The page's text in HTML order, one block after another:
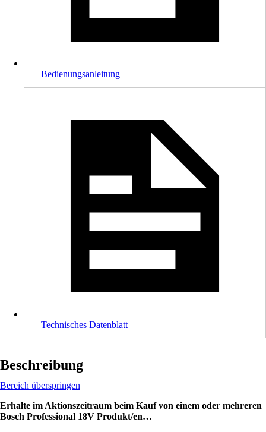
Bedienungsanleitung
Technisches Datenblatt
Beschreibung
Bereich überspringen
Erhalte im Aktionszeitraum beim Kauf von einem oder mehreren
Bosch Professional 18V Produkt/en…